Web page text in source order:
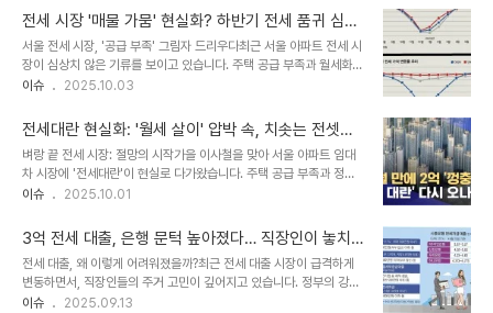
되지만, 시장에서는 다른 목소리가 나오..
르면, 전세보증 가입 거절 건수는 2021년 2천 건에서 지난해 2,890
건으로 증가하며 4년 연속 증가세를 보이고 있습니다. 이는 단순히 숫
자의 증가를 넘어, 전세 시장의 불안정성을 드러내는 지표로 작용합니
다. 이러한 현실은 세입자들이 전세 계약을 체결하기 전에 더욱 신중을
기해야 함을 시사합니다. 임대인의 과실, 전세보증 거절의 주요 원인전
년간의 가입 거절 사유를 ..
전세 시장 '매물 가뭄' 현실화? 하반기 전세 품귀 심화
전망
서울 전세 시장, '공급 부족' 그림자 드리우다최근 서울 아파트 전세 시
장이 심상치 않은 기류를 보이고 있습니다. 주택 공급 부족과 월세화
현상이 맞물려 전세 가격이 꾸준히 상승하는 추세인데요. 추석 이후 새
로 예상됩니다. 한국부동산원이 발표한 자료에 따르면, 서울 아파트 전
세 가격 상승폭이 점차 확대되는 양상입니다. 이는 단순히 일시적인 현
상이 아닌, 구조적인 문제에서 기인한 것으로 보입니다. 가을 이사철,
전세 가격 상승에 불을 지피다9월 5주차 서울 아파트 전세 가격은
0.12% 상승하며, 전주 대비 상승폭이 커졌습니다. 9월 중순까지 완
파르게 상승하고 있습니..
이슈 2025.10.03
전세대란 현실화: '월세 살이' 압박 속, 치솟는 전셋값
과 숨 막히는 주거 불안
벼랑 끝 전세 시장: 절망의 시작가을 이사철을 맞아 서울 아파트 임대
차 시장에 '전세대란'이 현실로 다가왔습니다. 주택 공급 부족과 정부
의 대출 규제가 맞물리면서 전세의 월세화가 가속화되고, 임차인들은
는 '매물이 씨가 말랐다'는 절박한 외침까지 들려옵니다. 끝없이 치솟
는 전셋값: 공포의 질주최근 한국부동산원 발표에 따르면, 서울 아파트
전셋값은 34주 연속 상승세를 기록하며 불안감을 증폭시키고 있습니
다. 특히, 역세권 및 정주 여건이 좋은 단지를 중심으로 전셋값이 가파
르게 오르면서, 임차인들의 주거 부담은 더욱 커지고 있습니다. 자치구
이슈 2025.10.01
3억 전세 대출, 은행 문턱 높아졌다… 직장인이 놓치
면 안 될 꿀팁
전세 대출, 왜 이렇게 어려워졌을까?최근 전세 대출 시장이 급격하게
변동하면서, 직장인들의 주거 고민이 깊어지고 있습니다. 정부의 강력
한 규제와 은행별 자체 대출 제한 조치로 인해 전세 대출을 받기가 점
이슈 2025.09.13